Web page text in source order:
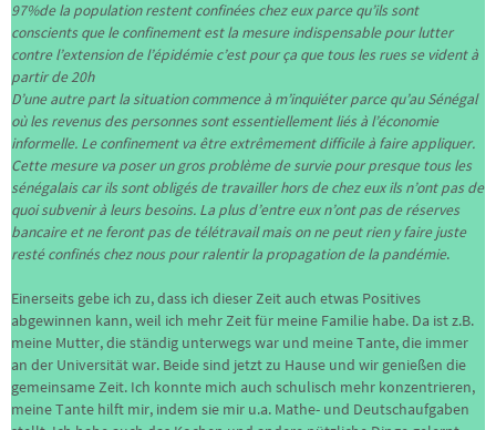
97%de la population restent confinées chez eux parce qu’ils sont
conscients que le confinement est la mesure indispensable pour lutter
contre l’extension de l’épidémie c’est pour ça que tous les rues se vident à
partir de 20h
D’une autre part la situation commence à m’inquiéter parce qu’au Sénégal
où les revenus des personnes sont essentiellement liés à l’économie
informelle. Le confinement va être extrêmement difficile à faire appliquer.
Cette mesure va poser un gros problème de survie pour presque tous les
sénégalais car ils sont obligés de travailler hors de chez eux ils n’ont pas de
quoi subvenir à leurs besoins. La plus d’entre eux n’ont pas de réserves
bancaire et ne feront pas de télétravail mais on ne peut rien y faire juste
resté confinés chez nous pour ralentir la propagation de la pandémie.
Einerseits gebe ich zu, dass ich dieser Zeit auch etwas Positives
abgewinnen kann, weil ich mehr Zeit für meine Familie habe. Da ist z.B.
meine Mutter, die ständig unterwegs war und meine Tante, die immer
an der Universität war. Beide sind jetzt zu Hause und wir genießen die
gemeinsame Zeit. Ich konnte mich auch schulisch mehr konzentrieren,
meine Tante hilft mir, indem sie mir u.a. Mathe- und Deutschaufgaben